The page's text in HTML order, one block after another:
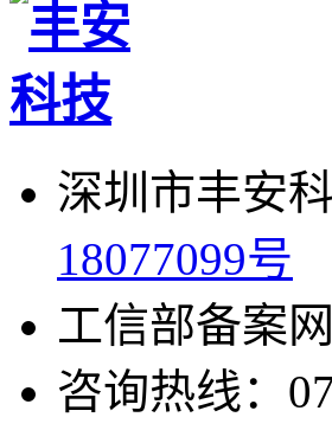
深圳市丰安
18077099号
工信部备案
咨询热线：